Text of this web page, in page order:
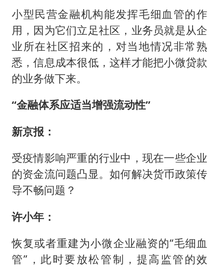
小型民营金融机构能发挥毛细血管的作
用，因为它们立足社区，业务员就是从企
业所在社区招来的，对当地情况非常熟
悉，信息成本很低，这样才能把小微贷款
的业务做下来。
“金融体系应适当增强流动性”
新京报：
受疫情影响严重的行业中，现在一些企业
的资金流问题凸显。如何解决货币政策传
导不畅问题？
许小年：
恢复或者重建为小微企业融资的“毛细血
管”，此时要放松管制，提高监管的效